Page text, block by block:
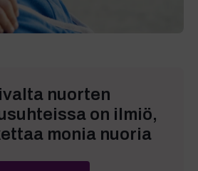
nuorten
on ilmiö,
monia nuoria